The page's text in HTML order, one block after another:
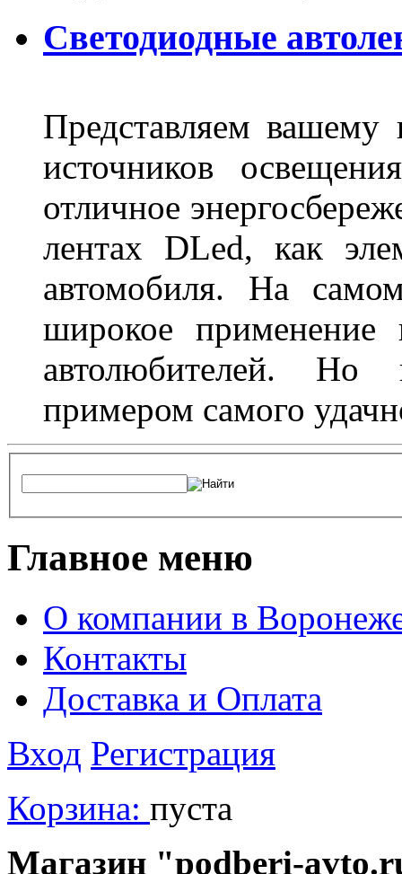
Светодиодные
Представляем
источников
отличное
лентах DLed, как
автомобиля. На
широкое
автолюбителей. Но
примером самого
Главное меню
О компании в
Контакты
Доставка и Оплата
Вход Регистрация
Корзина: пуста
Магазин "podberi-